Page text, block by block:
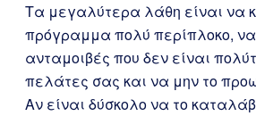
Τα μεγαλύτερα λάθη είναι να
πρόγραμμα πολύ περίπλοκο,
ανταμοιβές που δεν είναι
πελάτες σας και να μην το
Αν είναι δύσκολο να το